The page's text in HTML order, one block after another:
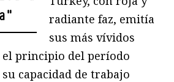
"
radiante faz, emitía
sus más vívidos
el principio del período
capacidad de trabajo